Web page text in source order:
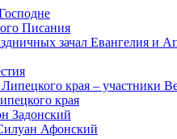
Писания
зачал Евангелия и
края – участники
края
Задонский
Афонский